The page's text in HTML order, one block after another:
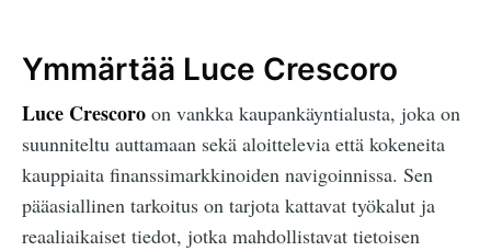
Ymmärtää Luce Crescoro
Luce Crescoro on vankka kaupankäyntialusta, joka on
suunniteltu auttamaan sekä aloittelevia että kokeneita
kauppiaita finanssimarkkinoiden navigoinnissa. Sen
pääasiallinen tarkoitus on tarjota kattavat työkalut ja
reaaliaikaiset tiedot, jotka mahdollistavat tietoisen